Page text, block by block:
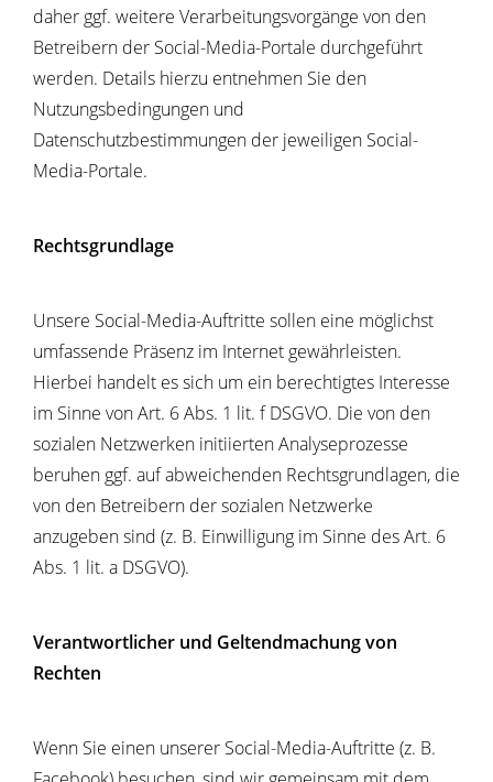
daher ggf. weitere Verarbeitungsvorgänge von den
Betreibern der Social-Media-Portale durchgeführt
werden. Details hierzu entnehmen Sie den
Nutzungsbedingungen und
Datenschutzbestimmungen der jeweiligen Social-
Media-Portale.
Rechtsgrundlage
Unsere Social-Media-Auftritte sollen eine möglichst
umfassende Präsenz im Internet gewährleisten.
Hierbei handelt es sich um ein berechtigtes Interesse
im Sinne von Art. 6 Abs. 1 lit. f DSGVO. Die von den
sozialen Netzwerken initiierten Analyseprozesse
beruhen ggf. auf abweichenden Rechtsgrundlagen, die
von den Betreibern der sozialen Netzwerke
anzugeben sind (z. B. Einwilligung im Sinne des Art. 6
Abs. 1 lit. a DSGVO).
Verantwortlicher und Geltendmachung von
Rechten
Wenn Sie einen unserer Social-Media-Auftritte (z. B.